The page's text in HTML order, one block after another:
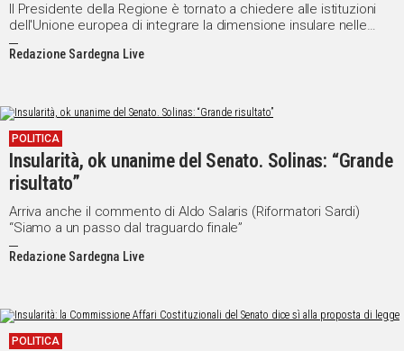
Il Presidente della Regione è tornato a chiedere alle istituzioni
dell'Unione europea di integrare la dimensione insulare nelle
politiche dell'UE
Redazione Sardegna Live
POLITICA
Insularità, ok unanime del Senato. Solinas: “Grande
risultato”
Arriva anche il commento di Aldo Salaris (Riformatori Sardi)
“Siamo a un passo dal traguardo finale”
Redazione Sardegna Live
POLITICA